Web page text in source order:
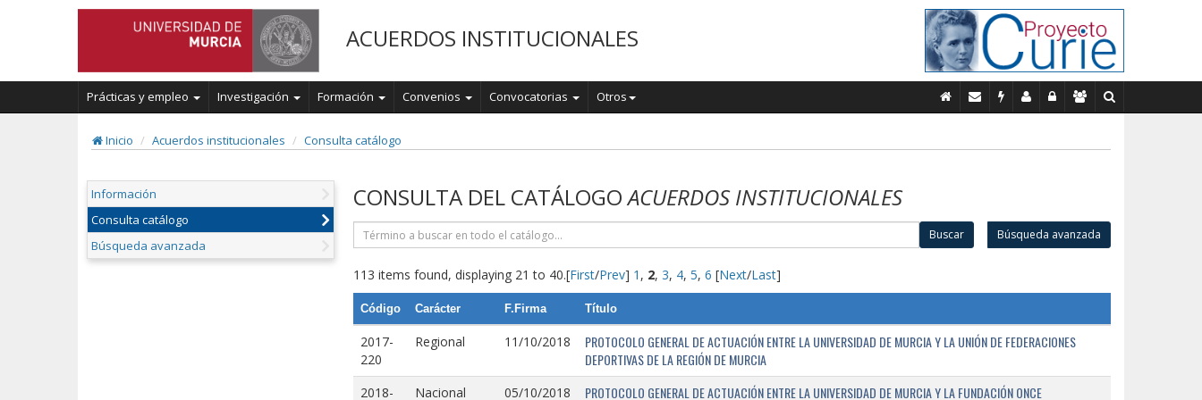
ACUERDOS INSTITUCIONALES
Prácticas y empleo Investigación Formación Convenios Convocatorias Otros
Inicio Acuerdos institucionales Consulta catálogo
Información
Consulta catálogo
Búsqueda avanzada
CONSULTA DEL CATÁLOGOACUERDOS INSTITUCIONALES
Buscar Búsqueda avanzada
113 items found, displaying 21 to 40.[First/Prev] 1 , 2, 3, 4, 5, 6 [Next/Last]
Código Carácter F.Firma Título
2017-
220
Regional 11/10/2018
PROTOCOLO GENERAL DE ACTUACIÓN ENTRE LA UNIVERSIDAD DE MURCIA Y LA UNIÓN DE FEDERACIONES
DEPORTIVAS DE LA REGIÓN DE MURCIA
2018- Nacional 05/10/2018 PROTOCOLO GENERAL DE ACTUACIÓN ENTRE LA UNIVERSIDAD DE MURCIA Y LA FUNDACIÓN ONCE